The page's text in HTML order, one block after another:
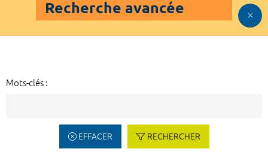
Recherche avancée
Mots-clés :
EFFACER RECHERCHER